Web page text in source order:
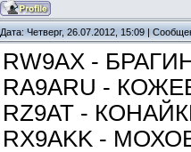
Дата: Четверг, 26.07.2012, 15:09 |
RW9AX -
RA9ARU -
RZ9AT -
RX9AKK -